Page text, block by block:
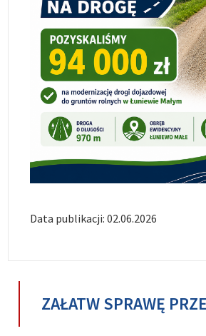
Data publikacji: 02.06.2026
ZAŁATW SPRAWĘ